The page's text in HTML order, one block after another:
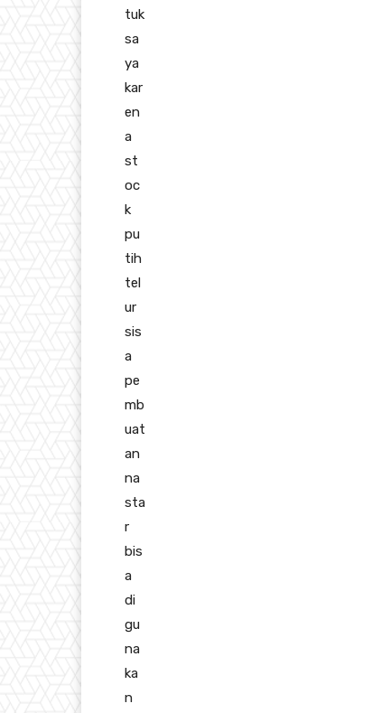
tuk
sa
ya
kar
en
a
st
oc
k
pu
tih
tel
ur
sis
a
pe
mb
uat
an
na
sta
r
bis
a
di
gu
na
ka
n